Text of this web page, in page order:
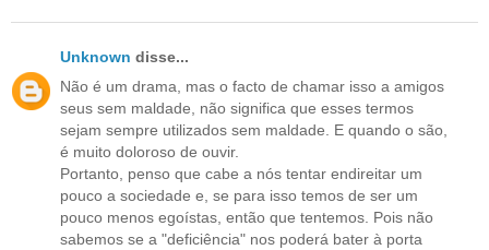
Unknown disse...
Não é um drama, mas o facto de chamar isso a amigos
seus sem maldade, não significa que esses termos
sejam sempre utilizados sem maldade. E quando o são,
é muito doloroso de ouvir.
Portanto, penso que cabe a nós tentar endireitar um
pouco a sociedade e, se para isso temos de ser um
pouco menos egoístas, então que tentemos. Pois não
sabemos se a "deficiência" nos poderá bater à porta